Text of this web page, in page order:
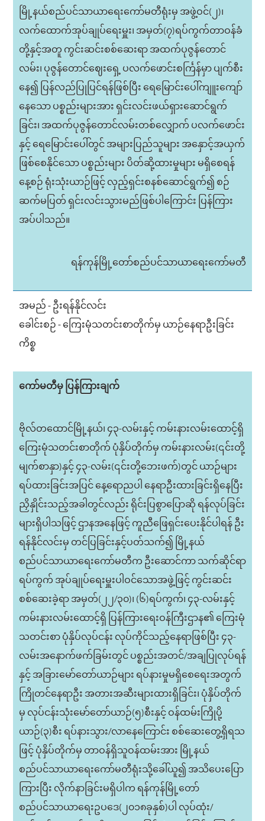
မြို့နယ်စည်ပင်သာယာရေးကော်မတီရုံးမှ အဖွဲ့ဝင်(၂)၊
လက်ထောက်အုပ်ချုပ်ရေးမှူး၊ အမှတ်(၇)ရပ်ကွက်တာဝန်ခံ
တို့နှင့်အတူ ကွင်းဆင်းစစ်ဆေးရာ အထက်ပုဇွန်တောင်
လမ်း၊ ပုဇွန်တောင်ဈေးရှေ့ ပလက်ဖောင်းစင်္ကြန်မှာ ပျက်စီး
နေ၍ ပြန်လည်ပြုပြင်ရန်ဖြစ်ပြီး ရေမြောင်းပေါ်ကျူးကျော်
နေသော ပစ္စည်းများအား ရှင်းလင်းဖယ်ရှားဆောင်ရွက်
ခြင်း၊ အထက်ပုဇွန်တောင်လမ်းတစ်လျှောက် ပလက်ဖောင်း
နှင့် ရေမြောင်းပေါ်တွင် အများပြည်သူများ အနှောင့်အယှက်
ဖြစ်စေနိုင်သော ပစ္စည်းများ ပိတ်ဆို့ထားမှုများ မရှိစေရန်
နေ့စဉ် ရုံးသုံးယာဉ်ဖြင့် လှည့်ရှင်းစနစ်ဆောင်ရွက်၍ စဉ်
ဆက်မပြတ် ရှင်းလင်းသွားမည်ဖြစ်ပါကြောင်း ပြန်ကြား
အပ်ပါသည်။
ရန်ကုန်မြို့တော်စည်ပင်သာယာရေးကော်မတီ
အမည် - ဦးရန်နိုင်လင်း
ခေါင်းစဉ် - ကြေးမုံသတင်းစာတိုက်မှ ယာဉ်နေရာဦးခြင်း
ကိစ္စ
ကော်မတီမှ ပြန်ကြားချက်
ဗိုလ်တထောင်မြို့နယ်၊ ၄၃-လမ်းနှင့် ကမ်းနားလမ်းထောင့်ရှိ
ကြေးမုံသတင်းစာတိုက် ပုံနှိပ်တိုက်မှ ကမ်းနားလမ်း(၎င်းတို့
မျက်စာနှာ)နှင့် ၄၃-လမ်း(၎င်းတို့ဘေးဖက်)တွင် ယာဉ်များ
ရပ်ထားခြင်းအပြင် နေ့ရောညပါ နေရာဦးထားခြင်းရှိနေပြီး
ညှိနှိုင်းသည့်အခါတွင်လည်း ရိုင်းပြစွာပြောဆို ရန်လုပ်ခြင်း
များရှိပါသဖြင့် ဌာနအနေဖြင့် ကူညီဖြေရှင်းပေးနိုင်ပါရန် ဦး
ရန်နိုင်လင်းမှ တင်ပြခြင်းနှင့်ပတ်သက်၍ မြို့နယ်
စည်ပင်သာယာရေးကော်မတီက ဦးဆောင်ကာ သက်ဆိုင်ရာ
ရပ်ကွက် အုပ်ချုပ်ရေးမှူးပါဝင်သောအဖွဲ့ဖြင့် ကွင်းဆင်း
စစ်ဆေးခဲ့ရာ အမှတ်(၂၂/၃၀)၊ (၆)ရပ်ကွက်၊ ၄၃-လမ်းနှင့်
ကမ်းနားလမ်းထောင့်ရှိ ပြန်ကြားရေးဝန်ကြီးဌာန၏ ကြေးမုံ
သတင်းစာ ပုံနှိပ်လုပ်ငန်း လုပ်ကိုင်သည့်နေရာဖြစ်ပြီး ၄၃-
လမ်းအနောက်ဖက်ခြမ်းတွင် ပစ္စည်းအတင်/အချပြုလုပ်ရန်
နှင့် အခြားမော်တော်ယာဉ်များ ရပ်နားမှုမရှိစေရေးအတွက်
ကြိုတင်နေရာဦး အတားအဆီးများထားရှိခြင်း၊ ပုံနှိပ်တိုက်
မှ လုပ်ငန်းသုံးမော်တော်ယာဉ်(၅)စီးနှင့် ဝန်ထမ်းကြိုပို့
ယာဉ်(၃)စီး ရပ်နားသွား/လာနေကြောင်း စစ်ဆေးတွေ့ရှိရသ
ဖြင့် ပုံနှိပ်တိုက်မှ တာဝန်ရှိသူဝန်ထမ်းအား မြို့နယ်
စည်ပင်သာယာရေးကော်မတီရုံးသို့ခေါ်ယူ၍ အသိပေးပြော
ကြားပြီး လိုက်နာခြင်းမရှိပါက ရန်ကုန်မြို့တော်
စည်ပင်သာယာရေးဥပဒေ(၂၀၁၈ခုနှစ်)ပါ လုပ်ထုံး/